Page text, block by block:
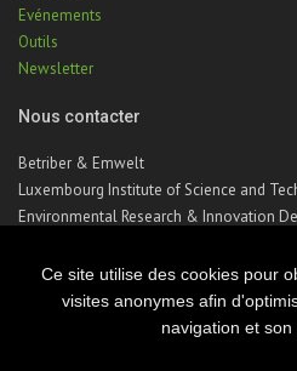
Ce site utilise des cookies pour
visites anonymes afin
navigation et son
Evénements
Outils
Newsletter
Nous contacter
Betriber & Emwelt
Luxembourg Institute of Science and
Environmental Research & Innovation
Téléphone : +352 275 888 – 1
Email :betriber-emwelt@list.lu